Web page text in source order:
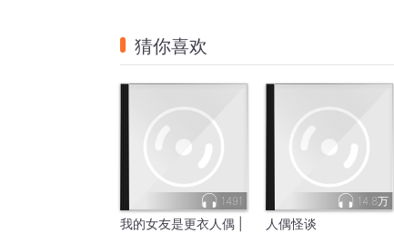
猜你喜欢
1491
我的女友是更衣人偶 |
14.8万
人偶怪谈